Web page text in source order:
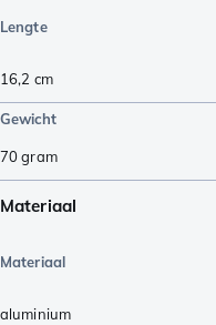
Lengte
16,2 cm
Gewicht
70gram
Materiaal
Materiaal
aluminium